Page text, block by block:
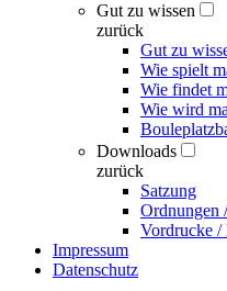
Gut zu wissen
zurück
Gut zu
Wie spielt
Wie findet
Wie wird
Downloads
zurück
Satzung
Ordnungen
Vordrucke /
Impressum
Datenschutz